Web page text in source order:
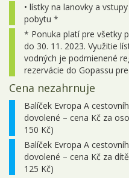
05.10. - 09.10.2026
5
07.10. - 11.10.2026 5
12.10. - 16.10.2026 5
14.10. - 18.10.2026
19.10. - 23.10.2026 5
21.10. - 25.10.2026
26.10. - 30.10.2026 5
28.10. - 01.11.2026
• lístky na lanovky a
pobytu *
* Ponuka platí pre všetky
do 30. 11. 2023. Využitie
vodných je podmienené
rezervácie do Gopassu
Cena nezahrnuje
Balíček Evropa A
dovolené – cena Kč za
150 Kč)
Balíček Evropa A
dovolené – cena Kč za
125 Kč)